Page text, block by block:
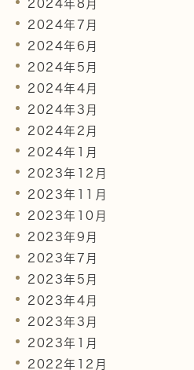
2024年8月
2024年7月
2024年6月
2024年5月
2024年4月
2024年3月
2024年2月
2024年1月
2023年12月
2023年11月
2023年10月
2023年9月
2023年7月
2023年5月
2023年4月
2023年3月
2023年1月
2022年12月